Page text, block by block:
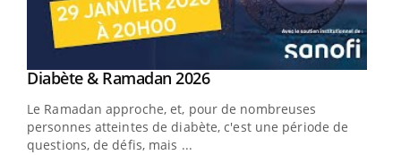
Youtube
Diabète & Ramadan 2026Youtube
Le Ramadan approche, et, pour de nombreuses
personnes atteintes de diabète, c'est une période de
questions, de défis, mais ...